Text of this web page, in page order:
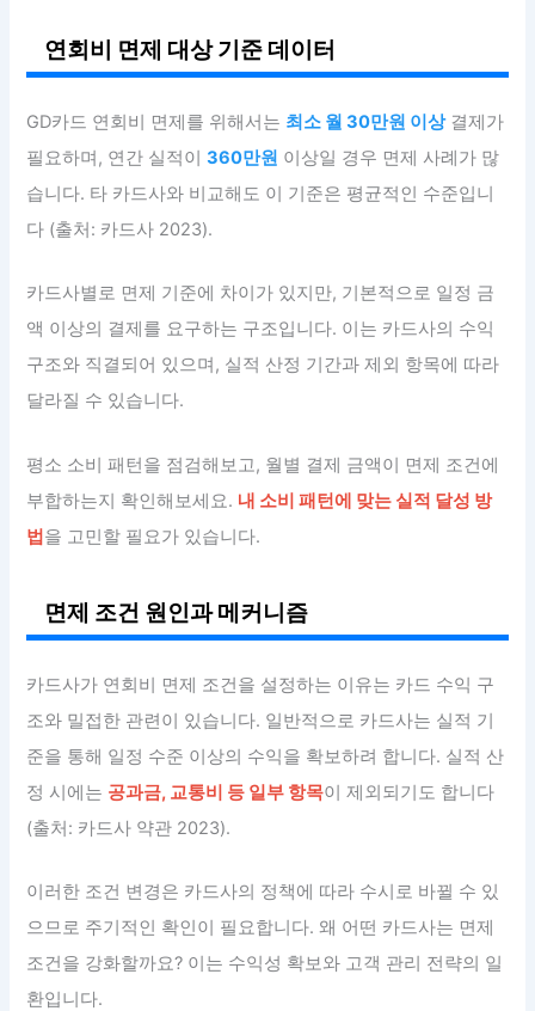
연회비 면제 대상 기준 데이터
GD카드 연회비 면제를 위해서는 최소 월 30만원 이상결제가
필요하며, 연간 실적이360만원 이상일 경우 면제 사례가 많
습니다. 타 카드사와 비교해도 이 기준은 평균적인 수준입니
다 (출처: 카드사 2023).
카드사별로 면제 기준에 차이가 있지만, 기본적으로 일정 금
액 이상의 결제를 요구하는 구조입니다. 이는 카드사의 수익
구조와 직결되어 있으며, 실적 산정 기간과 제외 항목에 따라
달라질 수 있습니다.
평소 소비 패턴을 점검해보고, 월별 결제 금액이 면제 조건에
부합하는지 확인해보세요. 내 소비 패턴에 맞는 실적 달성 방
법을 고민할 필요가 있습니다.
면제 조건 원인과 메커니즘
카드사가 연회비 면제 조건을 설정하는 이유는 카드 수익 구
조와 밀접한 관련이 있습니다. 일반적으로 카드사는 실적 기
준을 통해 일정 수준 이상의 수익을 확보하려 합니다. 실적 산
정 시에는 공과금, 교통비 등 일부 항목이 제외되기도 합니다
(출처: 카드사 약관 2023).
이러한 조건 변경은 카드사의 정책에 따라 수시로 바뀔 수 있
으므로 주기적인 확인이 필요합니다. 왜 어떤 카드사는 면제
조건을 강화할까요? 이는 수익성 확보와 고객 관리 전략의 일
환입니다.